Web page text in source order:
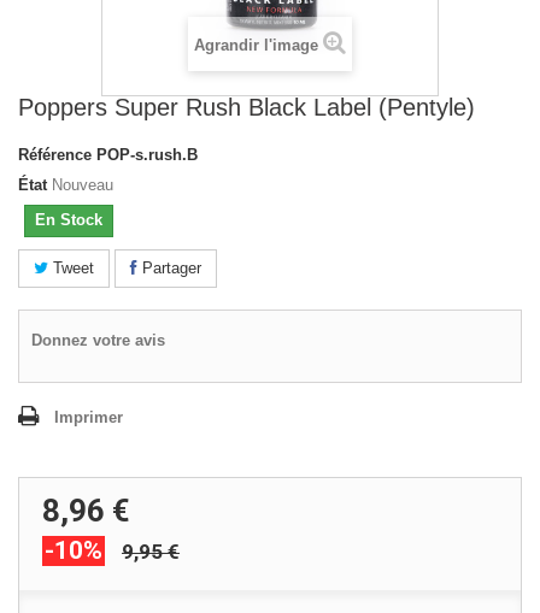
Agrandir l'image
Poppers Super Rush Black Label (Pentyle)
Référence POP-s.rush.B
État Nouveau
En Stock
Tweet Partager
Donnez votre avis
Imprimer
8,96 €
-10% 9,95 €